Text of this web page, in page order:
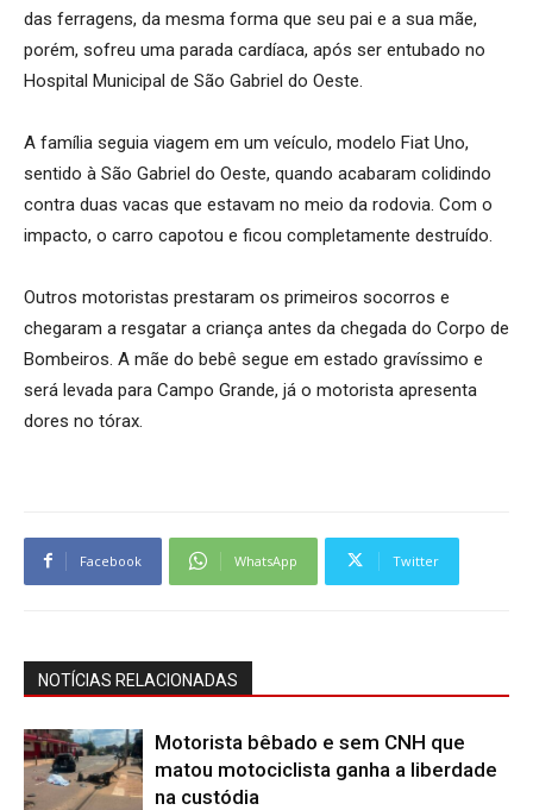
das ferragens, da mesma forma que seu pai e a sua mãe,
porém, sofreu uma parada cardíaca, após ser entubado no
Hospital Municipal de São Gabriel do Oeste.
A família seguia viagem em um veículo, modelo Fiat Uno,
sentido à São Gabriel do Oeste, quando acabaram colidindo
contra duas vacas que estavam no meio da rodovia. Com o
impacto, o carro capotou e ficou completamente destruído.
Outros motoristas prestaram os primeiros socorros e
chegaram a resgatar a criança antes da chegada do Corpo de
Bombeiros. A mãe do bebê segue em estado gravíssimo e
será levada para Campo Grande, já o motorista apresenta
dores no tórax.
Facebook WhatsApp Twitter
NOTÍCIAS RELACIONADAS
Motorista bêbado e sem CNH que
matou motociclista ganha a liberdade
na custódia